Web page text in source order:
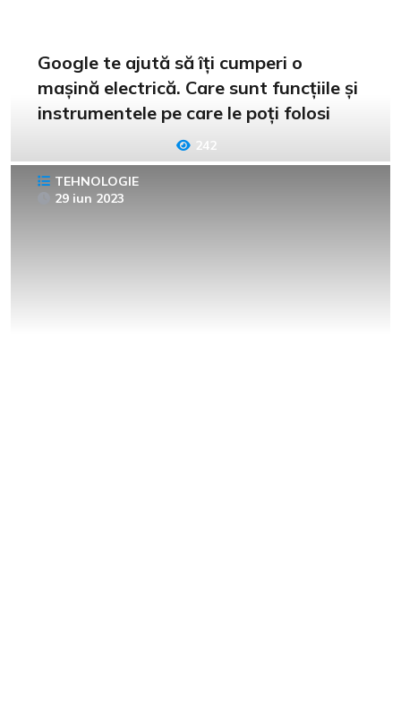
Google te ajută să îți cumperi o
mașină electrică. Care sunt funcțiile și
instrumentele pe care le poți folosi
242
TEHNOLOGIE
29 iun 2023